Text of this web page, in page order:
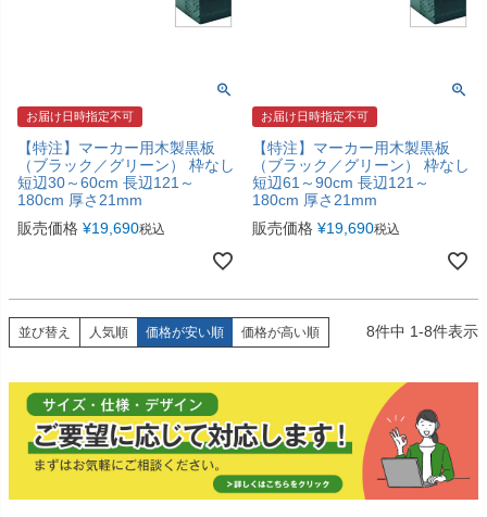
お届け日時指定不可
【特注】マーカー用木製黒板
（ブラック／グリーン） 枠なし
短辺30～60cm 長辺121～
180cm 厚さ21mm
販売価格 ¥19,690税込
お届け日時指定不可
【特注】マーカー用木製黒板
（ブラック／グリーン） 枠なし
短辺61～90cm 長辺121～
180cm 厚さ21mm
販売価格 ¥19,690税込
並び替え 人気順 価格が安い順 価格が高い順 8件中 1-8件表示